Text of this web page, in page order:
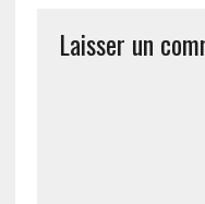
Laisser un